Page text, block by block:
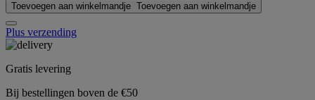
Toevoegen aan winkelmandje Toevoegen aan winkelmandje
Plus verzending
Gratis levering
Bij bestellingen boven de €50